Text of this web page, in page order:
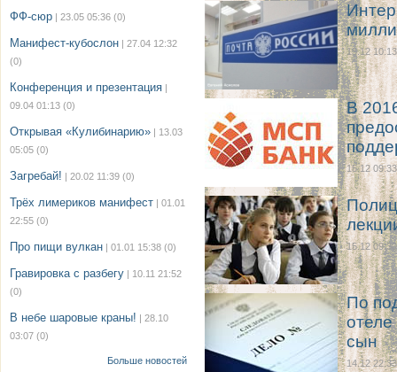
ФФ-сюр | 23.05 05:36 (0)
Манифест-кубослон | 27.04 12:32
(0)
Конференция и презентация |
09.04 01:13 (0)
Открывая «Кулибинарию» | 13.03
05:05 (0)
Загребай! | 20.02 11:39 (0)
Трёх лимериков манифест | 01.01
22:55 (0)
Про пищи вулкан | 01.01 15:38 (0)
Гравировка с разбегу | 10.11 21:52
(0)
В небе шаровые краны! | 28.10
03:07 (0)
Больше новостей
15.12 10:13
В
15.12 09:33
15.12 09:30
По
сын
14.12 22:33